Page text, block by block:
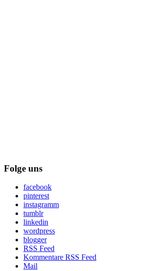
Folge uns
facebook
pinterest
instagramm
tumblr
linkedin
wordpress
blogger
RSS Feed
Kommentare RSS Feed
Mail